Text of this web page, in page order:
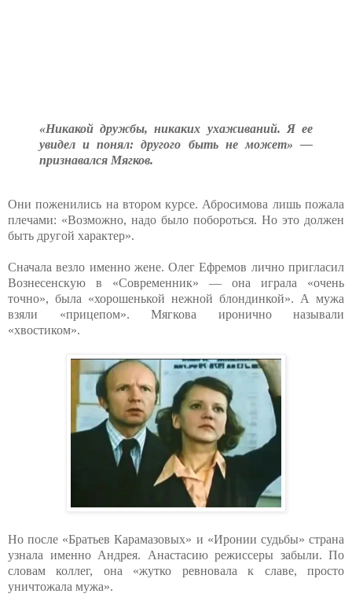
«Никакой дружбы, никаких ухаживаний. Я ее
увидел и понял: другого быть не может» —
признавался Мягков.
Они поженились на втором курсе. Абросимова лишь пожала
плечами: «Возможно, надо было побороться. Но это должен
быть другой характер».
Сначала везло именно жене. Олег Ефремов лично пригласил
Вознесенскую в «Современник» — она играла «очень
точно», была «хорошенькой нежной блондинкой». А мужа
взяли «прицепом». Мягкова иронично называли
«хвостиком».
Но после «Братьев Карамазовых» и «Иронии судьбы» страна
узнала именно Андрея. Анастасию режиссеры забыли. По
словам коллег, она «жутко ревновала к славе, просто
уничтожала мужа».